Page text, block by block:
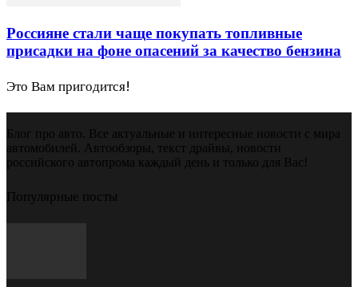
Россияне стали чаще покупать топливные
присадки на фоне опасений за качество бензина
Это Вам пригодится!
Блог про авто. Все актуальные и интересные новости с мира
автомобилей. Автообзоры, текст драйвы, новости
российского автопрома каждый день и только для Вас!
Популярные посты